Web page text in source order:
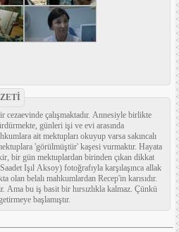
çalışmaktadır. Annesiyle birlikte
günleri işi ve evi arasında
ait mektupları okuyup varsa sakıncalı
'görülmüştür' kaşesi vurmaktır. Hayata
bir gün mektuplardan birinden çıkan dikkat
Işıl Aksoy) fotoğrafıyla karşılaşınca allak
olan belalı mahkumlardan Recep'in karısıdır.
Ama bu iş basit bir hırsızlıkla kalmaz. Çünkü
başlamıştır.